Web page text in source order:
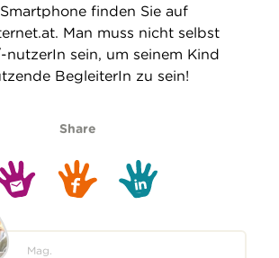
finden Sie auf
Man muss nicht selbst
sein, um seinem Kind
BegleiterIn zu sein!
Share
Mag.